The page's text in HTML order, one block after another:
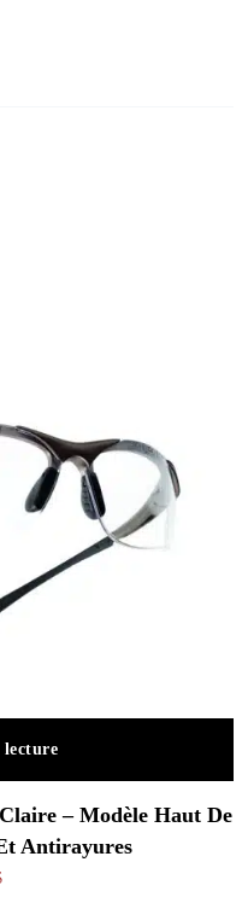
– Modèle Haut De
Antirayures